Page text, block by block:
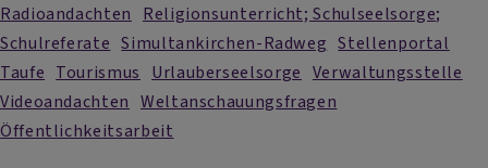
Radioandachten
Religionsunterricht; Schulseelsorge;
Schulreferate Simultankirchen-Radweg Stellenportal
Taufe Tourismus Urlauberseelsorge Verwaltungsstelle
Videoandachten Weltanschauungsfragen
Öffentlichkeitsarbeit